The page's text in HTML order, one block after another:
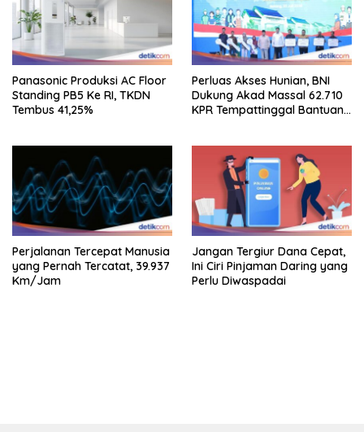
Panasonic Produksi AC Floor
Standing PB5 Ke RI, TKDN
Tembus 41,25%
Perluas Akses Hunian, BNI
Dukung Akad Massal 62.710
KPR Tempattinggal Bantuan
Perjalanan Tercepat Manusia
yang Pernah Tercatat, 39.937
Km/Jam
Jangan Tergiur Dana Cepat,
Ini Ciri Pinjaman Daring yang
Perlu Diwaspadai